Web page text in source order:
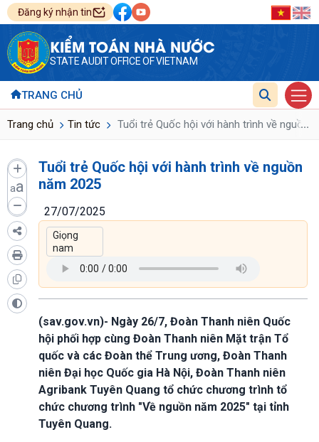
Đăng ký nhận tin
KIỂM TOÁN NHÀ NƯỚC
STATE AUDIT OFFICE OF VIETNAM
TRANG CHỦ
Trang chủ Tin tức Tuổi trẻ Quốc hội với hành trình về nguồn
...
aa
Tuổi trẻ Quốc hội với hành trình về nguồn
năm 2025
27/07/2025
(sav.gov.vn)- Ngày 26/7, Đoàn Thanh niên Quốc
hội phối hợp cùng Đoàn Thanh niên Mặt trận Tổ
quốc và các Đoàn thể Trung ương, Đoàn Thanh
niên Đại học Quốc gia Hà Nội, Đoàn Thanh niên
Agribank Tuyên Quang tổ chức chương trình tổ
chức chương trình "Về nguồn năm 2025" tại tỉnh
Tuyên Quang.